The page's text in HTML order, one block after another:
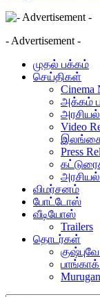
- Advertisement -
முதல் பக்கம்
செய்திகள்
Cinema
அக்கம்
அரசியல்
Video
Press
அரசியல்
விமர்சனம்
போட்டோஸ்
வீடியோஸ்
Trailers
தொடர்கள்